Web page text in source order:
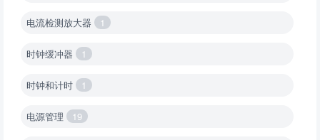
电流检测放大器 1
时钟缓冲器 1
时钟和计时 1
电源管理 19